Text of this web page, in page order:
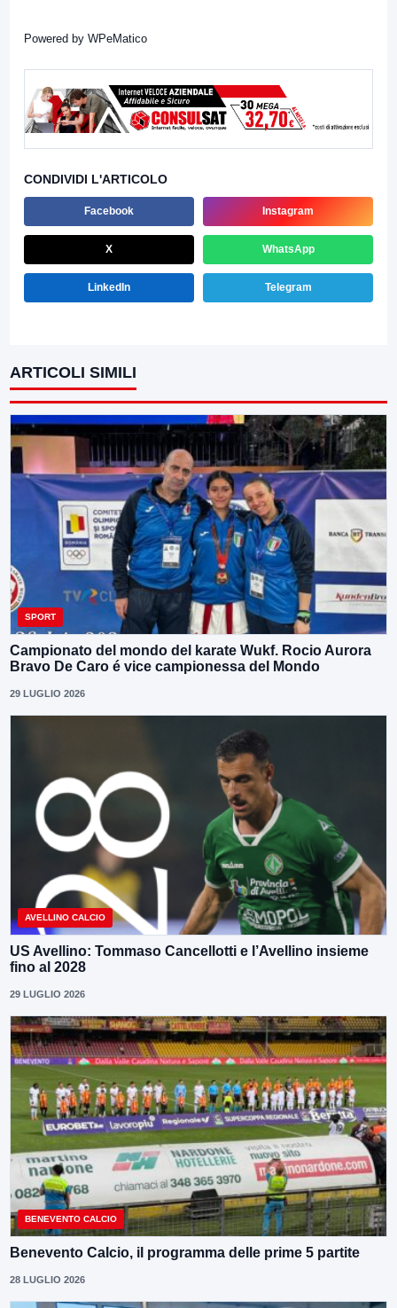
Powered by WPeMatico
CONDIVIDI L'ARTICOLO
Facebook Instagram
X WhatsApp
LinkedIn Telegram
ARTICOLI SIMILI
SPORT
Campionato del mondo del karate Wukf. Rocio Aurora
Bravo De Caro é vice campionessa del Mondo
29 LUGLIO 2026
AVELLINO CALCIO
US Avellino: Tommaso Cancellotti e l’Avellino insieme
fino al 2028
29 LUGLIO 2026
BENEVENTO CALCIO
Benevento Calcio, il programma delle prime 5 partite
28 LUGLIO 2026